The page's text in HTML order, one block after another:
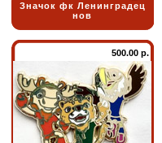
Значок фк Ленинградец
нов
500.00 р.